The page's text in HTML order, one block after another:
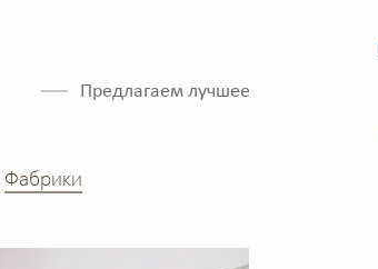
Предлагаем лучшее
Фабрики